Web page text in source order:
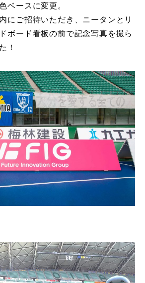
ベースに変更。
にご招待いただき、ニータンとリ
ボード看板の前で記念写真を撮ら
！